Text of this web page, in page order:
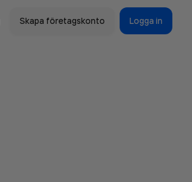
Skapa företagskonto Logga in